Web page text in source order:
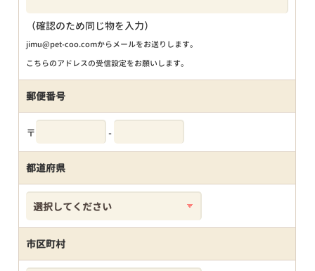
（確認のため同じ物を入力）
jimu@pet-coo.comからメールをお送りします。
こちらのアドレスの受信設定をお願いします。
郵便番号
〒 -
都道府県
市区町村